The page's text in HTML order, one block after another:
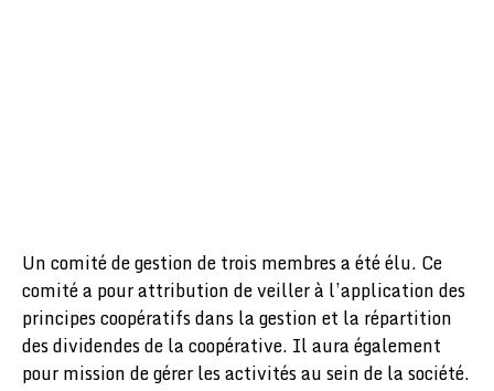
Un comité de gestion de trois membres a été élu. Ce
comité a pour attribution de veiller à l’application des
principes coopératifs dans la gestion et la répartition
des dividendes de la coopérative. Il aura également
pour mission de gérer les activités au sein de la société.